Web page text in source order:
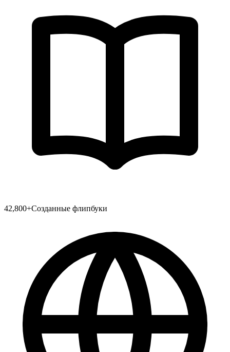
42,800+Созданные флипбуки